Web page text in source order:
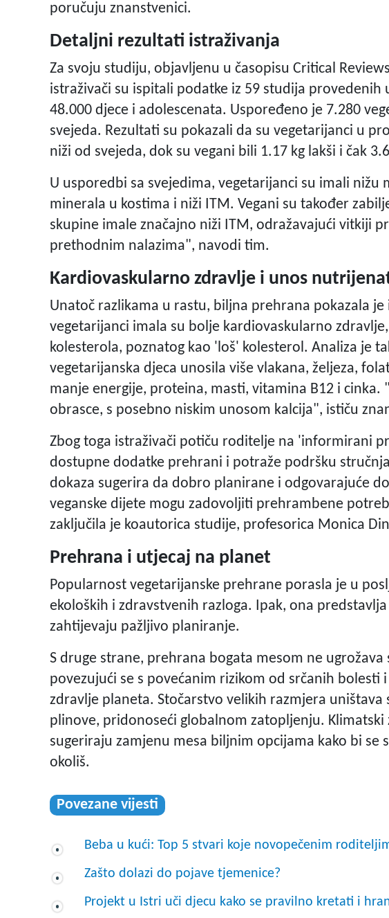
poručuju znanstvenici.
Detaljni rezultati istraživanja
Za svoju studiju, objavljenu u časopisu Critical
istraživači su ispitali podatke iz 59 studija provedenih
48.000 djece i adolescenata. Uspoređeno je 7.280
svejeda. Rezultati su pokazali da su vegetarijanci u
niži od svejeda, dok su vegani bili 1.17 kg lakši i čak
U usporedbi sa svejedima, vegetarijanci su imali nižu
minerala u kostima i niži ITM. Vegani su također
skupine imale značajno niži ITM, odražavajući vitkiji
prethodnim nalazima", navodi tim.
Kardiovaskularno zdravlje i unos
Unatoč razlikama u rastu, biljna prehrana pokazala
vegetarijanci imala su bolje kardiovaskularno
kolesterola, poznatog kao 'loš' kolesterol. Analiza je
vegetarijanska djeca unosila više vlakana, željeza,
manje energije, proteina, masti, vitamina B12 i cinka.
obrasce, s posebno niskim unosom kalcija", ističu
Zbog toga istraživači potiču roditelje na 'informirani
dostupne dodatke prehrani i potraže podršku
dokaza sugerira da dobro planirane i odgovarajuće
veganske dijete mogu zadovoljiti prehrambene
zaključila je koautorica studije, profesorica Monica
Prehrana i utjecaj na planet
Popularnost vegetarijanske prehrane porasla je u
ekoloških i zdravstvenih razloga. Ipak, ona
zahtijevaju pažljivo planiranje.
S druge strane, prehrana bogata mesom ne
povezujući se s povećanim rizikom od srčanih bolesti
zdravlje planeta. Stočarstvo velikih razmjera uništava
plinove, pridonoseći globalnom zatopljenju.
sugeriraju zamjenu mesa biljnim opcijama kako bi se
okoliš.
Povezane vijesti
Beba u kući: Top 5 stvari koje novopečenim
Zašto dolazi do pojave tjemenice?
Projekt u Istri uči djecu kako se pravilno kretati i